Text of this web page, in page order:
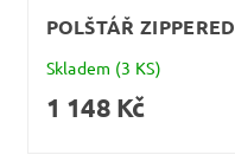
POLŠTÁŘ ZIPPERED
Skladem (3 KS)
1 148 Kč